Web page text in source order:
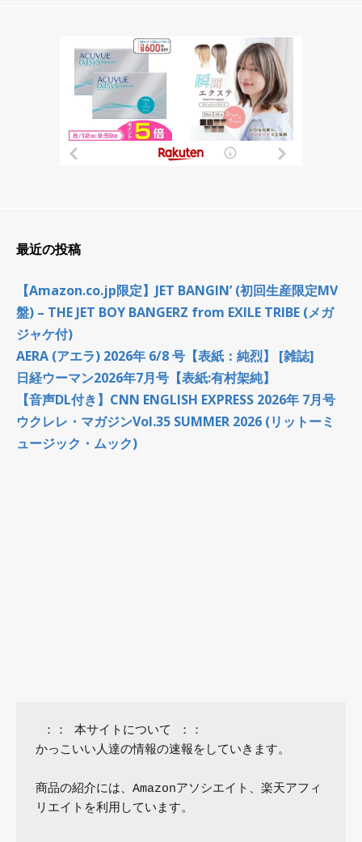
最近の投稿
【Amazon.co.jp限定】JET BANGIN’ (初回生産限定MV
盤) – THE JET BOY BANGERZ from EXILE TRIBE (メガ
ジャケ付)
AERA (アエラ) 2026年 6/8 号【表紙：純烈】 [雑誌]
日経ウーマン2026年7月号【表紙:有村架純】
【音声DL付き】CNN ENGLISH EXPRESS 2026年 7月号
ウクレレ・マガジンVol.35 SUMMER 2026 (リットーミ
ュージック・ムック)
かっこいい人達の情報の速報をしていきます。
商品の紹介には、Amazonアソシエイト、楽天アフィ
リエイトを利用しています。